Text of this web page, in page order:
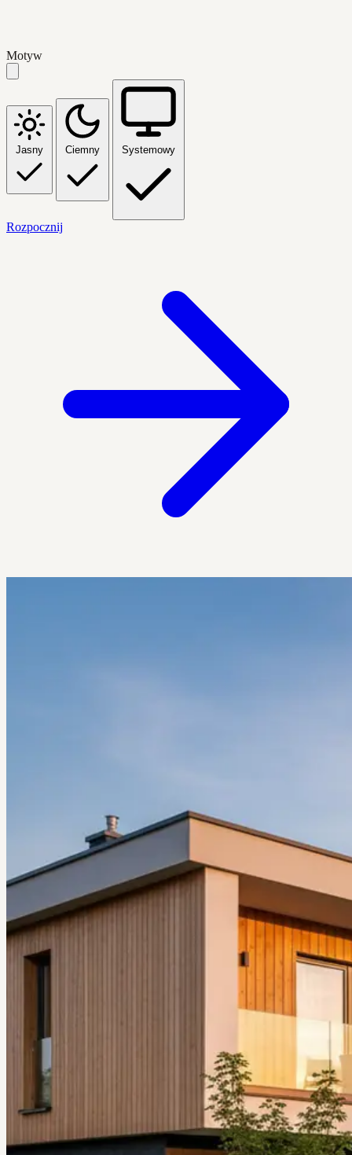
Motyw
Jasny Ciemny Systemowy
Rozpocznij